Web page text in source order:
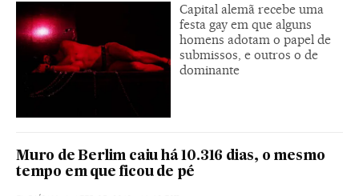
Capital alemã recebe uma
festa gay em que alguns
homens adotam o papel de
submissos, e outros o de
dominante
Muro de Berlim caiu há 10.316 dias, o mesmo
tempo em que ficou de pé